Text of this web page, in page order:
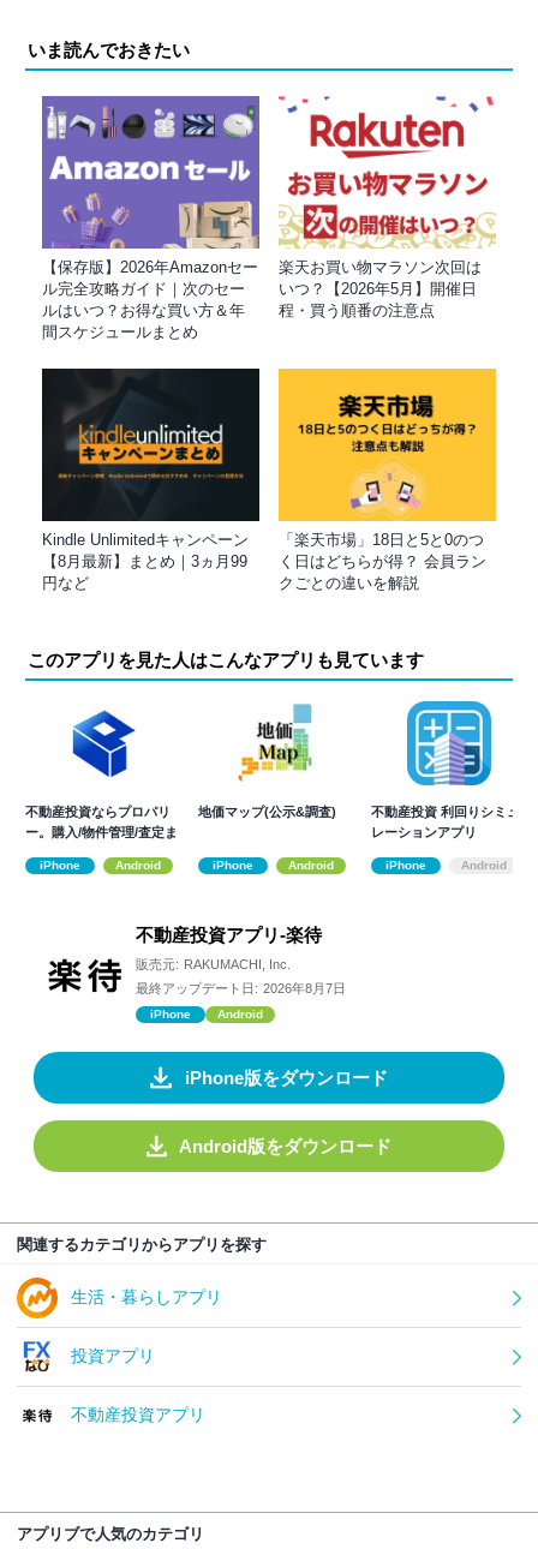
いま読んでおきたい
【保存版】2026年Amazonセー
ル完全攻略ガイド｜次のセー
ルはいつ？お得な買い方＆年
間スケジュールまとめ
楽天お買い物マラソン次回は
いつ？【2026年5月】開催日
程・買う順番の注意点
Kindle Unlimitedキャンペーン
【8月最新】まとめ｜3ヵ月99
円など
「楽天市場」18日と5と0のつ
く日はどちらが得？ 会員ラン
クごとの違いを解説
このアプリを見た人はこんなアプリも見ています
不動産投資ならプロパリ
ー。購入/物件管理/査定ま
iPhone Android
地価マップ(公示&調査)
iPhone Android
不動産投資 利回りシミュ
レーションアプリ
iPhone Android
不動産投資アプリ-楽待
販売元: RAKUMACHI, Inc.
最終アップデート日: 2026年8月7日
iPhone Android
iPhone版をダウンロード
Android版をダウンロード
関連するカテゴリからアプリを探す
生活・暮らしアプリ
投資アプリ
不動産投資アプリ
アプリブで人気のカテゴリ